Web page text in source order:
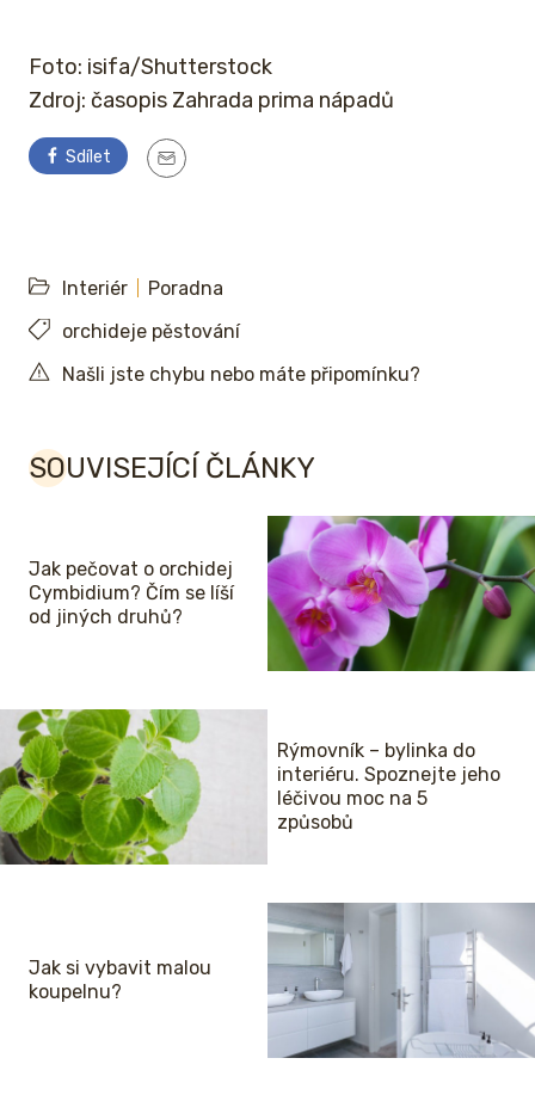
Foto: isifa/Shutterstock
Zdroj: časopis Zahrada prima nápadů
Sdílet
Interiér
Poradna
orchideje pěstování
Našli jste chybu nebo máte připomínku?
SOUVISEJÍCÍ ČLÁNKY
Jak pečovat o orchidej
Cymbidium? Čím se líší
od jiných druhů?
Rýmovník – bylinka do
interiéru. Spoznejte jeho
léčivou moc na 5
způsobů
Jak si vybavit malou
koupelnu?